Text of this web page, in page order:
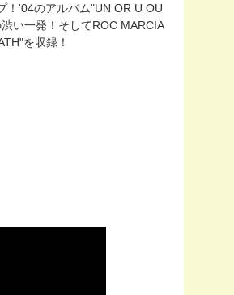
！'04のアルバム"UN OR U OU
い一発！そしてROC MARCIA
を収録！